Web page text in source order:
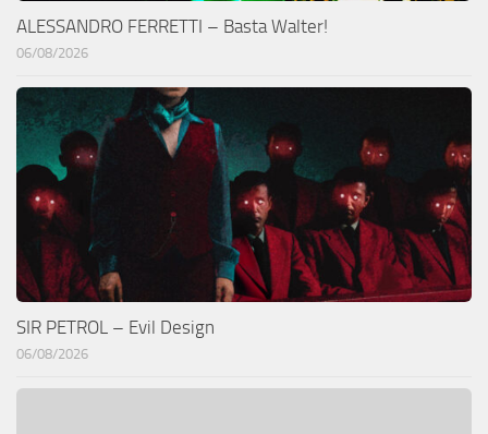
ALESSANDRO FERRETTI – Basta Walter!
06/08/2026
SIR PETROL – Evil Design
06/08/2026